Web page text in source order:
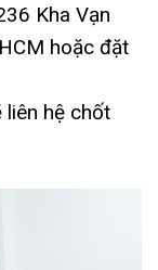
Kha Vạn
hoặc đặt
liên hệ chốt